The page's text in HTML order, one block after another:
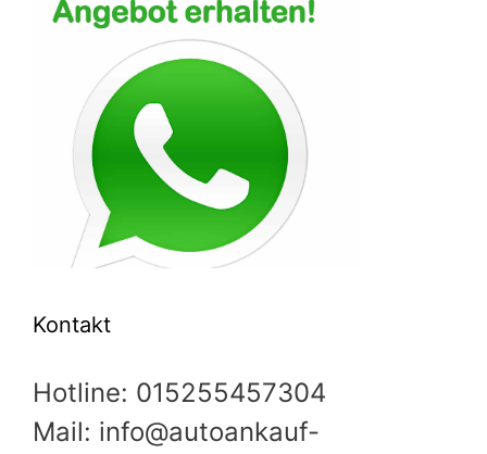
Kontakt
Hotline: 015255457304
Mail: info@autoankauf-